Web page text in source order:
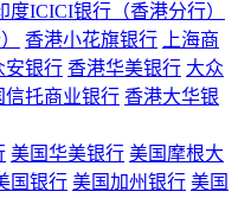
度ICICI银行（香港分行）
香港小花旗银行
上海商
安银行 香港华美银行 大众
信托商业银行 香港大华银
美国华美银行 美国摩根大
国银行 美国加州银行 美国